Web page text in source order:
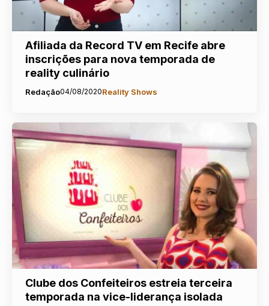
Afiliada da Record TV em Recife abre
inscrições para nova temporada de
reality culinário
Redação04/08/2020Reality Shows
Clube dos Confeiteiros estreia terceira
temporada na vice-liderança isolada